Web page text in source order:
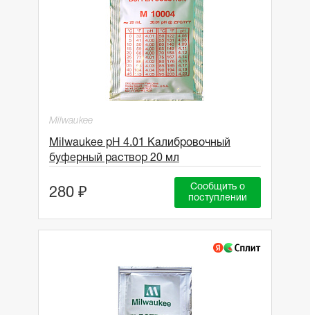
Milwaukee
Milwaukee pH 4.01 Калибровочный
буфеpный раствор 20 мл
280 ₽
Сообщить о
поступлении